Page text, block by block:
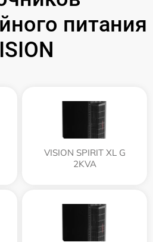
питания
VISION SPIRIT XL G
2KVA